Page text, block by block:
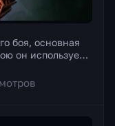
боя, основная
он использует